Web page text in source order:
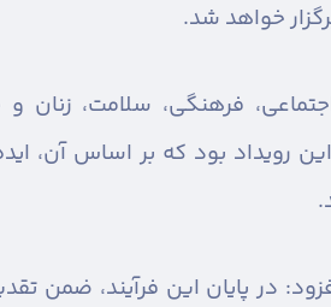
خواهد شد.
فرهنگی، سلامت، زنان
رویداد بود که بر اساس آن،
در پایان این فرآیند، ضمن